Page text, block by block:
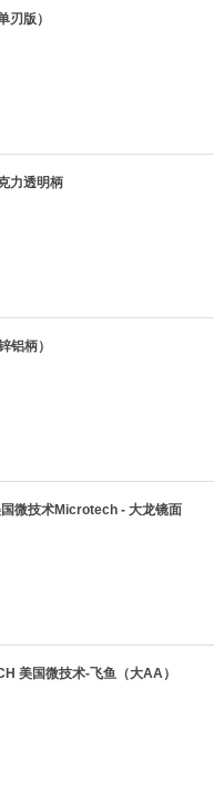
刃版）
力透明柄
铝柄）
微技术Microtech - 大龙镜面
美国微技术-飞鱼（大AA）